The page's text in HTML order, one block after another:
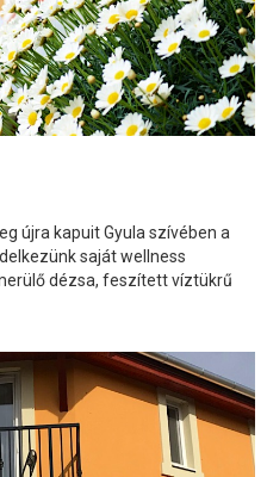
újra kapuit Gyula szívében a
saját wellness
dézsa, feszített víztükrű